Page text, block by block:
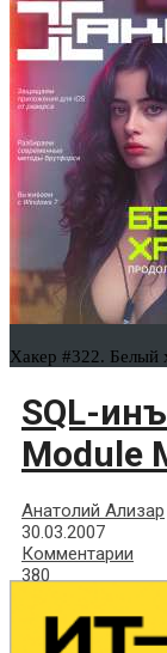
Хакер #322. Белый
SQL-
Module
Анатолий Ализар
30.03.2007
Комментарии
380